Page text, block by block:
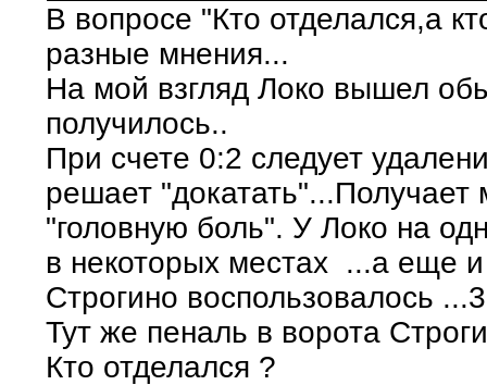
В вопросе "Кто отделался,а
разные мнения...
На мой взгляд Локо вышел
получилось..
При счете 0:2 следует
решает "докатать"...Получает
"головную боль". У Локо на
в некоторых местах ...а еще
Строгино воспользовалось
Тут же пеналь в ворота
Кто отделался ?